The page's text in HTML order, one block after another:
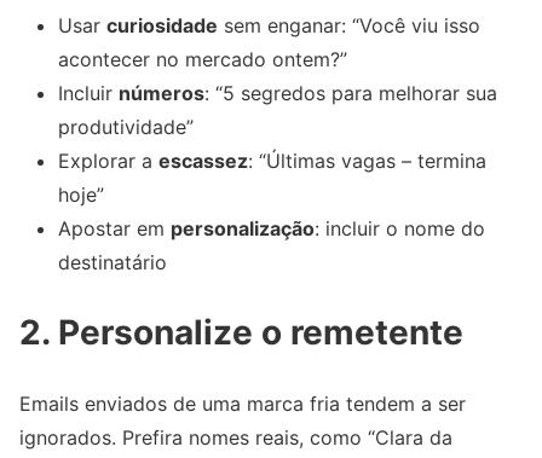
Usar curiosidade sem enganar: “Você viu isso
acontecer no mercado ontem?”
Incluir números: “5 segredos para melhorar sua
produtividade”
Explorar a escassez: “Últimas vagas – termina
hoje”
Apostar em personalização: incluir o nome do
destinatário
2. Personalize o remetente
Emails enviados de uma marca fria tendem a ser
ignorados. Prefira nomes reais, como “Clara da